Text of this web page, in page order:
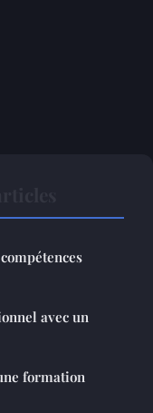
avec un
formation